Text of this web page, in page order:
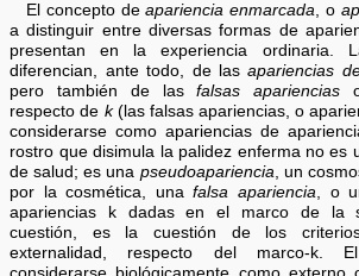
El concepto deapariencia enmarcada, o
a distinguir entre diversas formas de
presentan en la experiencia ordinaria.
diferencian, ante todo, de lasapariencias
pero también de lasfalsas apariencias
respecto de k(las falsas apariencias, o
considerarse como apariencias de
rostro que disimula la palidez enferma no es
de salud; es una pseudoapariencia, un
por la cosmética, unafalsa apariencia, o
apariencias k dadas en el marco de la
cuestión, es la cuestión de los
externalidad, respecto del marco-k.